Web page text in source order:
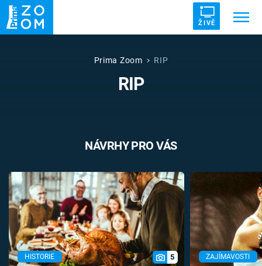
ŽIVĚ
UFO DRUHÁ SVĚTOVÁ VÁLKA
VETŘELCI DÁVNOVĚKU
Témata
Pořady
TV Program
Prima Zoom RIP
RIP
NÁVRHY PRO VÁS
HISTORIE 5 ZAJÍMAVOSTI